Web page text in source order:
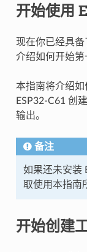
开始使用
现在你已经具备
介绍如何开始第
本指南将介绍如
ESP32-C61 创
输出。
备注
如果还未安装
取使用本指南
开始创建